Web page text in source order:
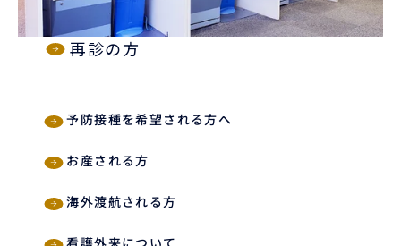
再診の方
予防接種を希望される方へ
お産される方
海外渡航される方
看護外来について